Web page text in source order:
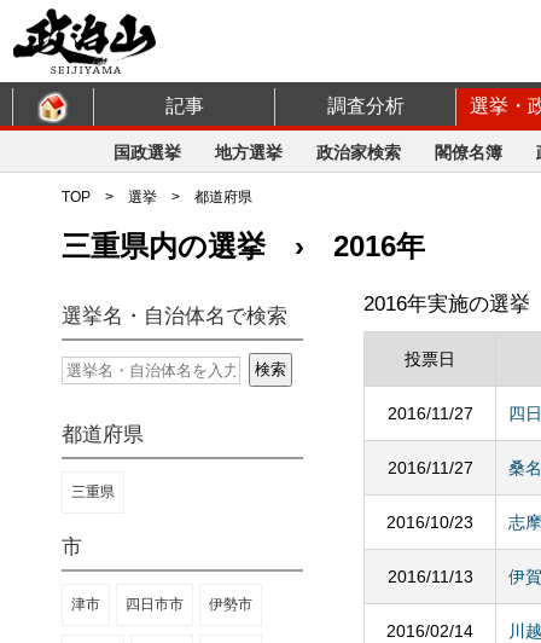
記事 調査分析 選挙・
国政選挙 地方選挙 政治家検索 閣僚名簿
TOP > 選挙 > 都道府県
三重県内の選挙 › 2016年
選挙名・自治体名で検索
都道府県
三重県
市
津市 四日市市 伊勢市
2016年実施の選挙
投票日
2016/11/27 四
2016/11/27 桑
2016/10/23 志
2016/11/13 伊
2016/02/14 川